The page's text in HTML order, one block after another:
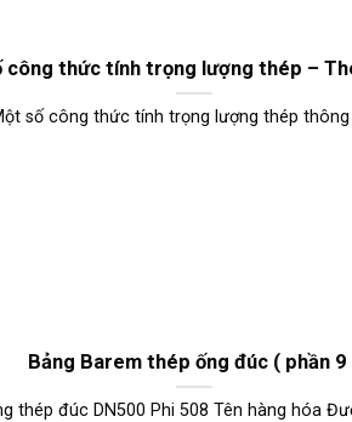
công thức tính trọng lượng thép –
số công thức tính trọng lượng thép thông
Bảng Barem thép ống đúc ( phần 9
thép đúc DN500 Phi 508 Tên hàng hóa